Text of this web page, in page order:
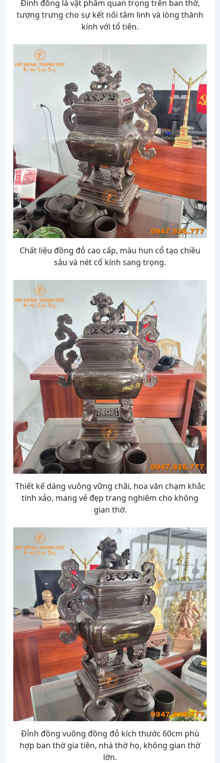
Đỉnh đồng là vật phẩm quan trọng trên ban thờ,
tượng trưng cho sự kết nối tâm linh và lòng thành
kính với tổ tiên.
Chất liệu đồng đỏ cao cấp, màu hun cổ tạo chiều
sâu và nét cổ kính sang trọng.
Thiết kế dáng vuông vững chãi, hoa văn chạm khắc
tinh xảo, mang vẻ đẹp trang nghiêm cho không
gian thờ.
Đỉnh đồng vuông đồng đỏ kích thước 60cm phù
hợp ban thờ gia tiên, nhà thờ họ, không gian thờ
lớn.